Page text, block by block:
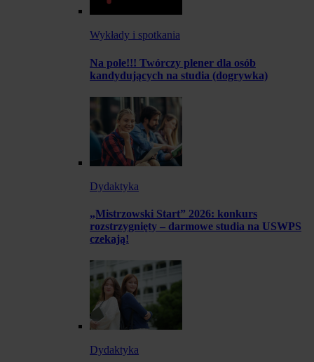
Wykłady i spotkania
Na pole!!! Twórczy plener dla osób
kandydujących na studia (dogrywka)
Dydaktyka
„Mistrzowski Start” 2026: konkurs
rozstrzygnięty – darmowe studia na USWPS
czekają!
Dydaktyka